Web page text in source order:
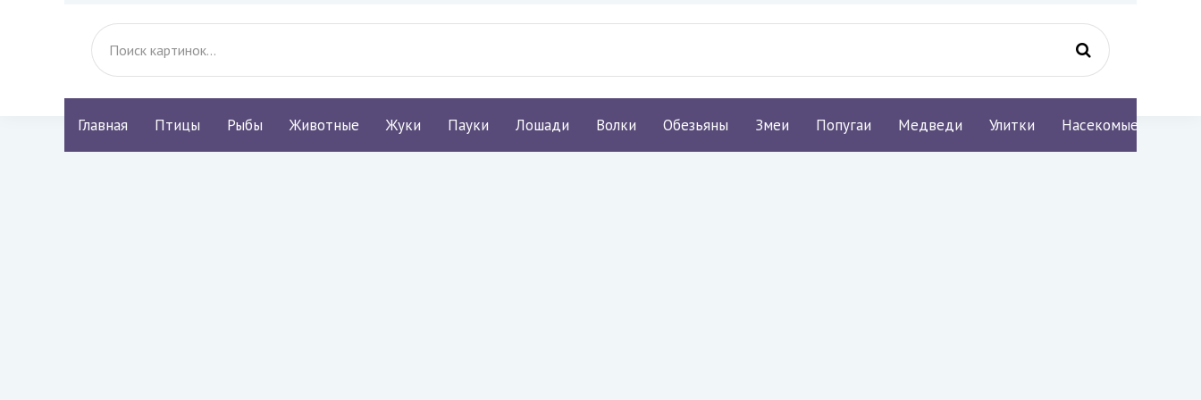
Главная Птицы Рыбы Животные Жуки Пауки Лошади Волки Обезьяны Змеи Попугаи Медведи Улитки Насекомые